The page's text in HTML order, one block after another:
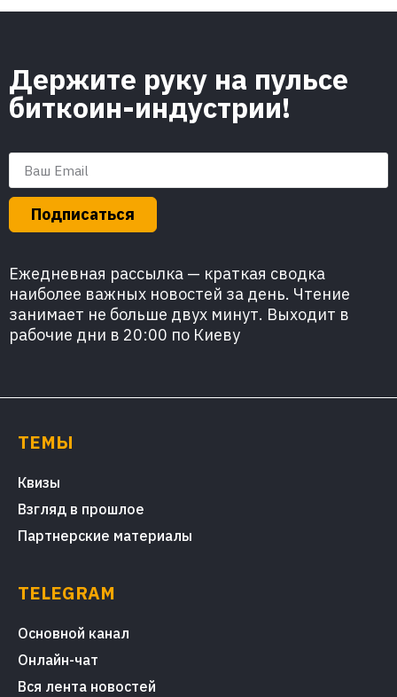
Держите руку на пульсе
биткоин-индустрии!
Подписаться
Ежедневная рассылка — краткая сводка
наиболее важных новостей за день. Чтение
занимает не больше двух минут. Выходит в
рабочие дни в 20:00 по Киеву
ТЕМЫ
Квизы
Взгляд в прошлое
Партнерские материалы
TELEGRAM
Основной канал
Онлайн-чат
Вся лента новостей